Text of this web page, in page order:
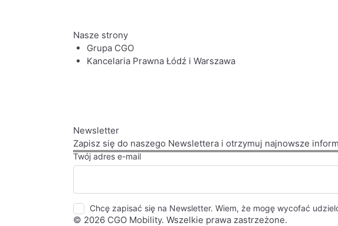
Nasze strony
Grupa CGO
Kancelaria Prawna Łódź i Warszawa
Newsletter
Zapisz się do naszego Newslettera i otrzymuj najnowsze
Twój adres e-mail
Chcę zapisać się na Newsletter. Wiem, że mogę wycofać
© 2026 CGO Mobility. Wszelkie prawa zastrzeżone.